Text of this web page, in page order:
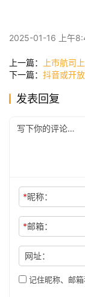
讯
公
司
科
2025-01-16 上午
上一篇：
上市航司
下一篇： 抖音或开
发表回复
*昵称：
*邮箱：
网址：
记住昵称、邮